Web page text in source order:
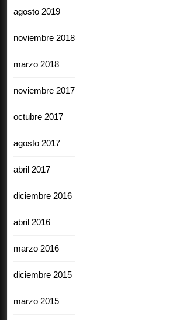
agosto 2019
noviembre 2018
marzo 2018
noviembre 2017
octubre 2017
agosto 2017
abril 2017
diciembre 2016
abril 2016
marzo 2016
diciembre 2015
marzo 2015